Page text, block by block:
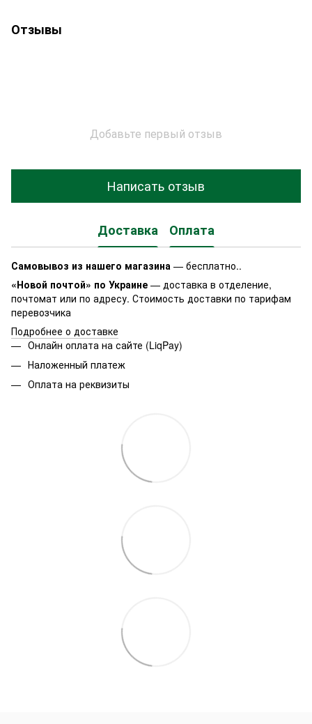
Отзывы
Добавьте первый отзыв
Написать отзыв
Доставка Оплата
Самовывоз из нашего магазина — бесплатно..
«Новой почтой» по Украине — доставка в отделение,
почтомат или по адресу. Стоимость доставки по тарифам
перевозчика
Подробнее о доставке
Онлайн оплата на сайте (LiqPay)
Наложенный платеж
Оплата на реквизиты